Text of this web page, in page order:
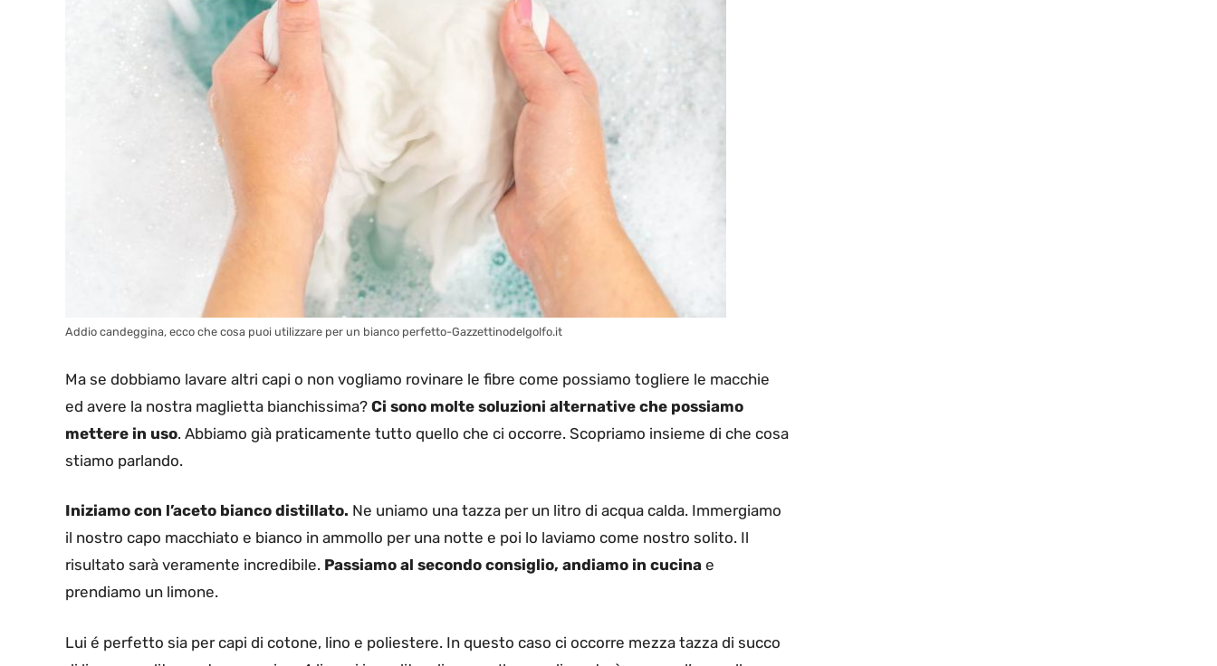
Addio candeggina, ecco che cosa puoi utilizzare per un bianco perfetto-Gazzettinodelgolfo.it
Ma se dobbiamo lavare altri capi o non vogliamo rovinare le fibre come possiamo togliere le macchie
ed avere la nostra maglietta bianchissima? Ci sono molte soluzioni alternative che possiamo
mettere in uso. Abbiamo già praticamente tutto quello che ci occorre. Scopriamo insieme di che cosa
stiamo parlando.
Iniziamo con l’aceto bianco distillato. Ne uniamo una tazza per un litro di acqua calda. Immergiamo
il nostro capo macchiato e bianco in ammollo per una notte e poi lo laviamo come nostro solito. Il
risultato sarà veramente incredibile. Passiamo al secondo consiglio, andiamo in cucina e
prendiamo un limone.
Lui é perfetto sia per capi di cotone, lino e poliestere. In questo caso ci occorre mezza tazza di succo